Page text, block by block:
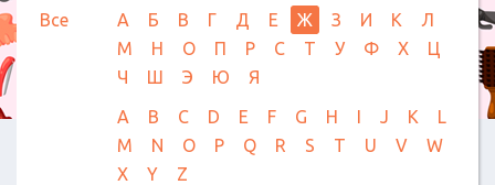
Все А Б В Г Д Е Ж З И К
Л
М
Н О П Р С Т У Ф Х
Ц
Ч
Ш Э Ю
Я
A
B C D E F G H I J K
L
M
N O P Q R S T U V
W
X
Y
Z